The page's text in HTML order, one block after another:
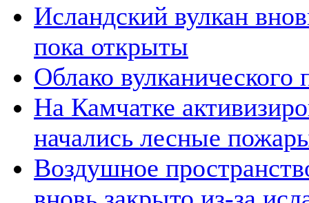
Исландский вулкан
пока открыты
Облако
На Камчатке
начались лесные
Воздушное